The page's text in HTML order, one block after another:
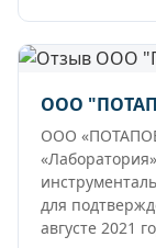
ООО
ООО
для
августе 2021